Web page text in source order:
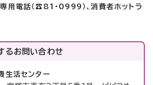
☎81・0999）、消費者ホットラ
るお問い合わせ
生活センター